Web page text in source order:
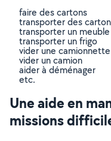
faire des cartons
transporter des
transporter un meuble
transporter un frigo
vider une camionnette
vider un camion
aider à déménager
etc.
Une aide en
missions